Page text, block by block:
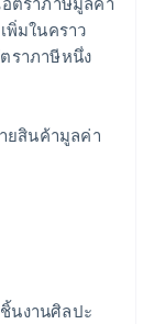
พิ่มในคราว
ราภาษีหนึ่ง
ยสินค้ามูลค่า
นงานศิลปะ